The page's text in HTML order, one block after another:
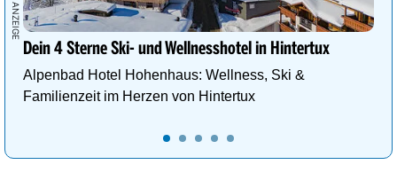
Dein 4 Sterne Ski- und Wellnesshotel in Hintertux
Alpenbad Hotel Hohenhaus: Wellness, Ski &
Familienzeit im Herzen von Hintertux